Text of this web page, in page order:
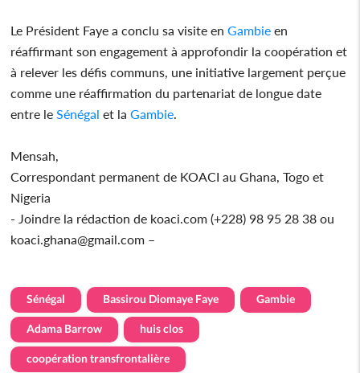
Le Président Faye a conclu sa visite en Gambie en
réaffirmant son engagement à approfondir la coopération et
à relever les défis communs, une initiative largement perçue
comme une réaffirmation du partenariat de longue date
entre le Sénégal et la Gambie
Mensah,
Correspondant permanent de KOACI au Ghana, Togo et
Nigeria
- Joindre la rédaction de koaci.com (+228) 98 95 28 38 ou
koaci.ghana@gmail.com –
Sénégal Bassirou Diomaye Faye Gambie
Adama Barrow huis clos
coopération transfrontalière